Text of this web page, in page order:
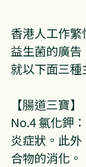
香港人工作
益生菌的廣
就以下面三種
【腸道三寶】
No.4 氯化鉀
炎症狀。此
合物的消化。